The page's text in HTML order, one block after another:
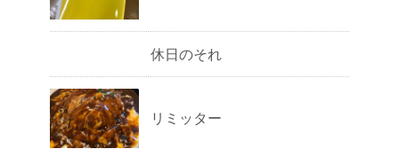
休日のそれ
リミッター